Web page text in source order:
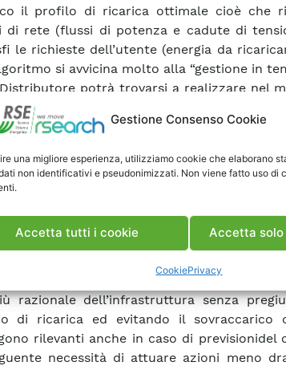
Gestione Consenso Cookie
una migliore esperienza, utilizziamo cookie che elaborano
non identificativi e pseudonimizzati. Non viene fatto uso di
Accetta tutti i cookie Accetta solo
CookiePrivacy
il profilo di ricarica ottimale cioè che
di rete (flussi di potenza e cadute di
le richieste dell’utente (energia da
si avvicina molto alla “gestione in
potrà trovarsi a realizzare nel
diffusione del veicolo elettrico. Tale
la definizione di simulazioni “Monte
Poichè l’algoritmo sviluppato si basa
di base della rete è stato ancheritenuto
Al fine di interpretare in modo
sono stati utilizzati i tradizionali indici
di un profilo di ricarica ottimizzato
razionale dell’infrastruttura senza
di ricarica ed evitando il sovraccarico
rilevanti anche in caso di previsionidel
necessità di attuare azioni meno